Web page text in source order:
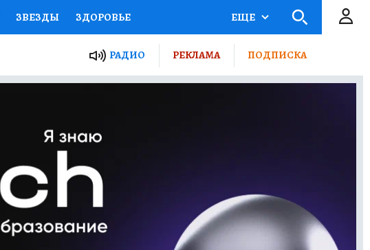
ЗВЕЗДЫ ЗДОРОВЬЕ
ПРОЕКТЫ РОССИИ
СЕКРЕТЫ ПУТЕВОДИТЕЛЬ
ГИД ПОТРЕБИТЕЛЯ
ЕЩЕ
РАДИО РЕКЛАМА ПОДПИСКА